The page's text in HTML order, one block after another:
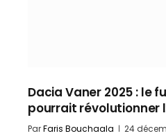
Dacia Vaner 2025 : le
pourrait révolutionner
ParFaris Bouchaala 24